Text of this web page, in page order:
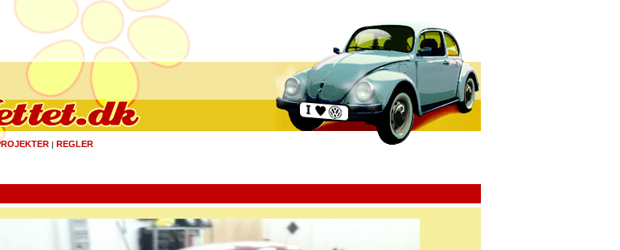
| REGLER